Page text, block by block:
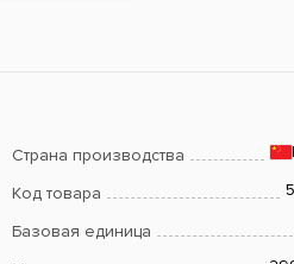
Страна производства
Код товара
Базовая единица